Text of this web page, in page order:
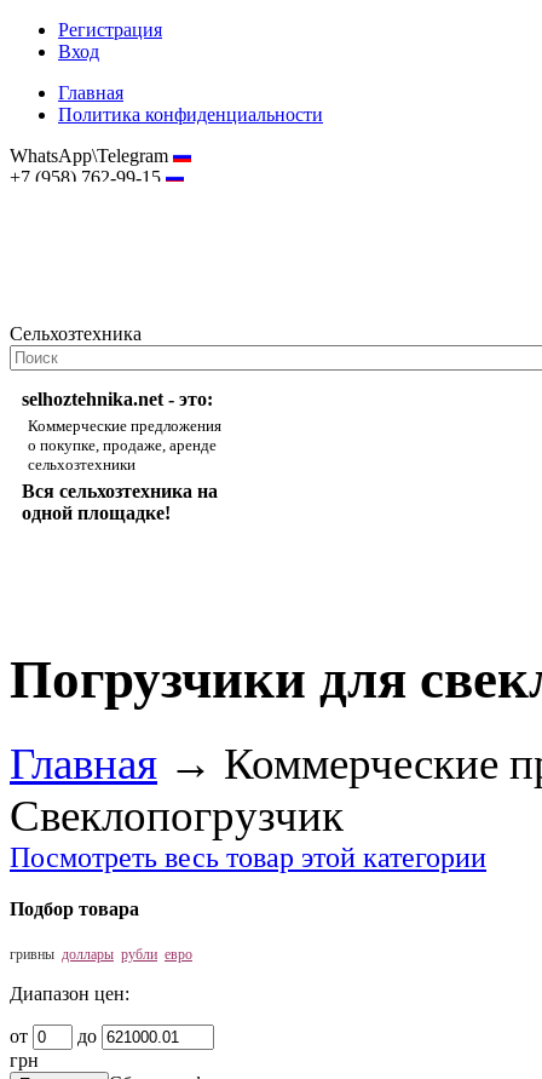
Регистрация
Вход
Главная
Политика конфиденциальности
WhatsApp\Telegram
+7 (958) 762-99-15
Сельхозтехника
selhoztehnika.net - это:
Коммерческие предложения
о покупке, продаже, аренде
сельхозтехники
Вся сельхозтехника на
одной площадке!
Погрузчики для
Главная → Коммерческие
Свеклопогрузчик
Посмотреть весь товар этой категории
Подбор товара
гривны доллары рубли евро
Диапазон цен:
от
до
грн